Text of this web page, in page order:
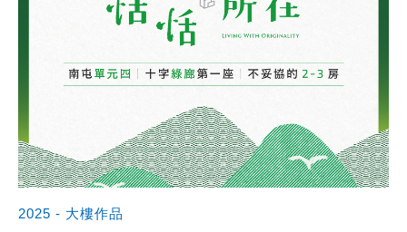
2025 - 大樓作品